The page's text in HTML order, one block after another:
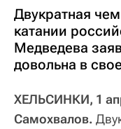
Двукратная
катании
Медведева
довольна в
ХЕЛЬСИНКИ, 1
Самохвалов.